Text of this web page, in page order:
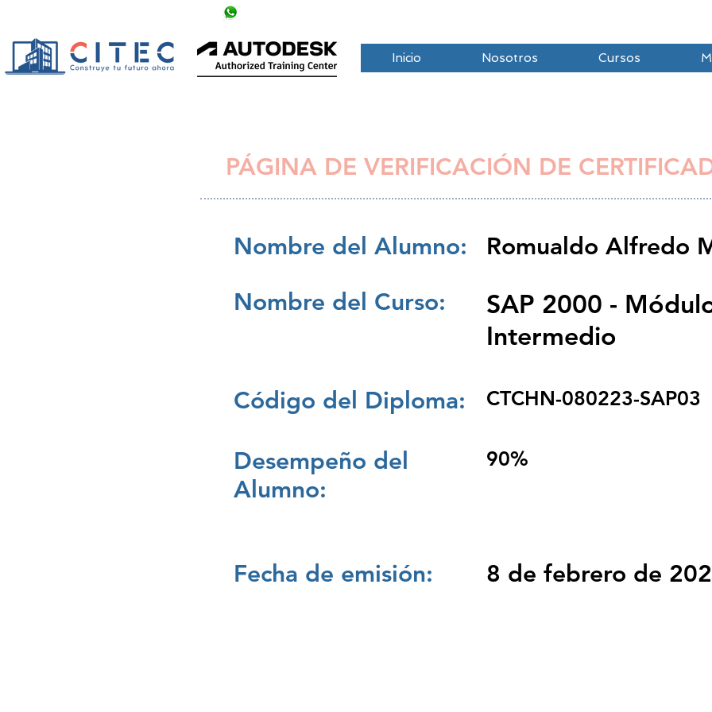
Inicio Nosotros Cursos
PÁGINA DE VERIFICACIÓN DE
Nombre del Alumno:
Romualdo Alfredo
Nombre del Curso:
SAP 2000 -
Intermedio
Código del Diploma: CTCHN-080223-SAP03
Desempeño del
Alumno:
90%
Fecha de emisión: 8 de febrero de